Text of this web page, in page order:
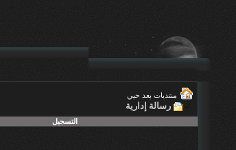
منتديات بعد حيي
رسالة إدارية
التسجيل